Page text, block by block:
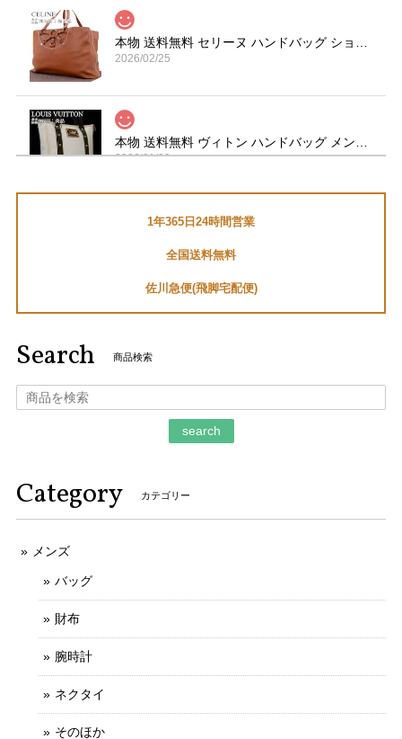
2026/02/25
2026/01/29
2026/01/05
そのように言っていただけましてとても嬉しく
存じます。 お客様のお言葉がとても励みになり
ます。 ご丁寧なお取引をしていただきましてあ
不明な点や質問にも迅速かつご丁寧に対応していただける信
用のできるお店です。
ご丁寧なお取引をしていただきましてありがと
うございます。 とても信頼できるお客様で、安
心してお取引ができました。 お力になれること
1年365日24時間営業
全国送料無料
佐川急便(飛脚宅配便)
Search 商品検索
search
Category カテゴリー
メンズ
バッグ
財布
腕時計
ネクタイ
そのほか